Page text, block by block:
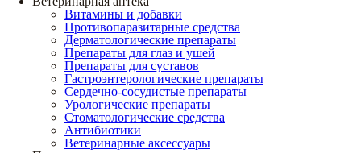
Витамины и добавки
Противопаразитарные средства
Дерматологические препараты
Препараты для глаз и ушей
Препараты для суставов
Гастроэнтерологические препараты
Сердечно-сосудистые препараты
Урологические препараты
Стоматологические средства
Антибиотики
Ветеринарные аксессуары